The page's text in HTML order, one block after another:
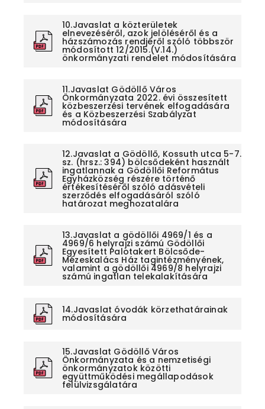
10.Javaslat a közterületek
elnevezéséről, azok jelöléséről és a
házszámozás rendjéről szóló többször
módosított 12/2015.(V.14.)
önkormányzati rendelet módosítására
11.Javaslat Gödöllő Város
Önkormányzata 2022. évi összesített
közbeszerzési tervének elfogadására
és a Közbeszerzési Szabályzat
módosítására
12.Javaslat a Gödöllő, Kossuth utca 5-7.
sz. (hrsz.: 394) bölcsődeként használt
ingatlannak a Gödöllői Református
Egyházközség részére történő
értékesítéséről szóló adásvételi
szerződés elfogadásáról szóló
határozat meghozatalára
13.Javaslat a gödöllői 4969/1 és a
4969/6 helyrajzi számú Gödöllői
Egyesített Palotakert Bölcsőde-
Mézeskalács Ház tagintézményének,
valamint a gödöllői 4969/8 helyrajzi
számú ingatlan telekalakítására
14.Javaslat óvodák körzethatárainak
módosítására
15.Javaslat Gödöllő Város
Önkormányzata és a nemzetiségi
önkormányzatok közötti
együttműködési megállapodások
felülvizsgálatára